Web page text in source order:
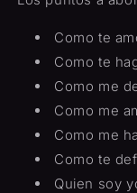
Como te
Como te
Como me
Como me
Como me
Como te
Quien soy